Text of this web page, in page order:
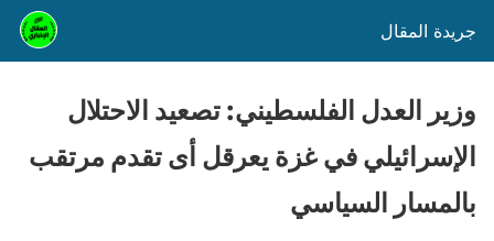
جريدة المقال
وزير العدل الفلسطيني: تصعيد الاحتلال
الإسرائيلي في غزة يعرقل أى تقدم مرتقب
بالمسار السياسي